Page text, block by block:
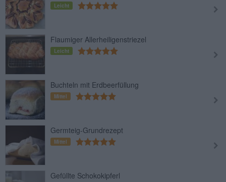
Leicht
Flaumiger Allerheiligenstriezel
Leicht
Buchteln mit Erdbeerfüllung
Mittel
Germteig-Grundrezept
Mittel
Gefüllte Schokokipferl